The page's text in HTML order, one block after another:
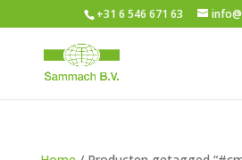
+31 6 546 671 63